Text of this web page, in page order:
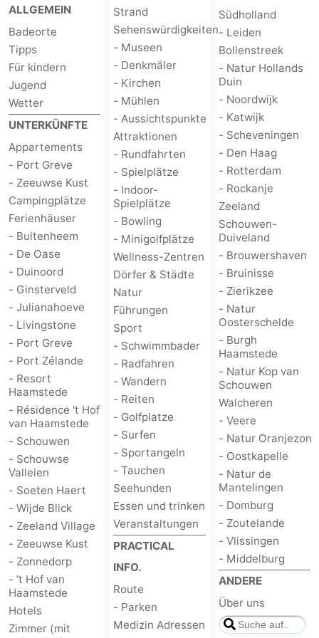
ALLGEMEIN
Badeorte
Tipps
Für kindern
Jugend
Wetter
UNTERKÜNFTE
Appartements
- Port Greve
- Zeeuwse Kust
Campingplätze
Ferienhäuser
- Buitenheem
- De Oase
- Duinoord
- Ginsterveld
- Julianahoeve
- Livingstone
- Port Greve
- Port Zélande
- Resort
Haamstede
- Résidence 't Hof
van Haamstede
- Schouwen
- Schouwse
Valleien
- Soeten Haert
- Wijde Blick
- Zeeland Village
- Zeeuwse Kust
- Zonnedorp
- ’t Hof van
Haamstede
Hotels
Zimmer (mit
Strand
Sehenswürdigkeiten
- Museen
- Denkmäler
- Kirchen
- Mühlen
- Aussichtspunkte
Attraktionen
- Rundfahrten
- Spielplätze
- Indoor-
Spielplätze
- Bowling
- Minigolfplätze
Wellness-Zentren
Dörfer & Städte
Natur
Führungen
Sport
- Schwimmbader
- Radfahren
- Wandern
- Reiten
- Golfplatze
- Surfen
- Sportangeln
- Tauchen
Seehunden
Essen und trinken
Veranstaltungen
PRACTICAL
INFO.
Route
- Parken
Medizin Adressen
Südholland
- Leiden
Bollenstreek
- Natur Hollands
Duin
- Noordwijk
- Katwijk
- Scheveningen
- Den Haag
- Rotterdam
- Rockanje
Zeeland
Schouwen-
Duiveland
- Brouwershaven
- Bruinisse
- Zierikzee
- Natur
Oosterschelde
- Burgh
Haamstede
- Natur Kop van
Schouwen
Walcheren
- Veere
- Natur Oranjezon
- Oostkapelle
- Natur de
Mantelingen
- Domburg
- Zoutelande
- Vlissingen
- Middelburg
ANDERE
Über uns